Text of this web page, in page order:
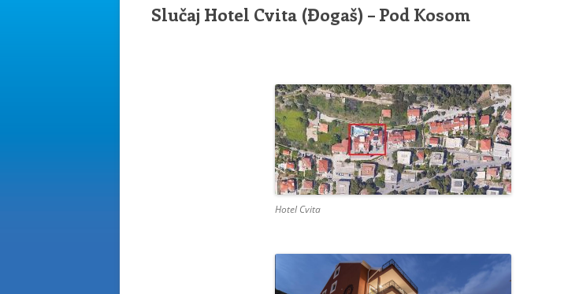
Slučaj Hotel Cvita (Đogaš) – Pod Kosom
Hotel Cvita